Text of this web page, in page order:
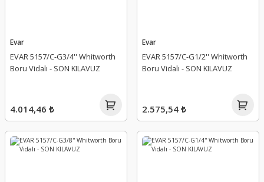
Evar
EVAR 5157/C-G3/4'' Whitworth
Boru Vidalı - SON KILAVUZ
4.014,46 ₺
Evar
EVAR 5157/C-G1/2'' Whitworth
Boru Vidalı - SON KILAVUZ
2.575,54 ₺